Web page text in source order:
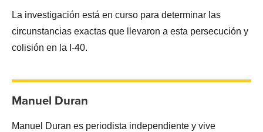
La investigación está en curso para determinar las
circunstancias exactas que llevaron a esta persecución y
colisión en la I-40.
Manuel Duran
Manuel Duran es periodista independiente y vive